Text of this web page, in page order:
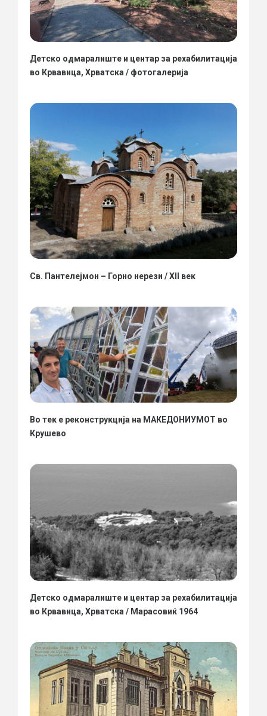
Детско одмаралиште и центар за рехабилитација
во Крвавица, Хрватска / фотогалерија
Св. Пантелејмон – Горно нерези / XII век
Во тек е реконструкција на МАКЕДОНИУМОТ во
Крушево
Детско одмаралиште и центар за рехабилитација
во Крвавица, Хрватска / Марасовиќ 1964